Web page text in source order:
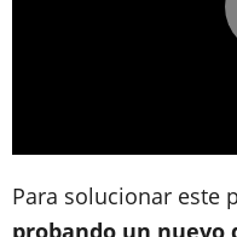
Para solucionar este
probando un nuevo